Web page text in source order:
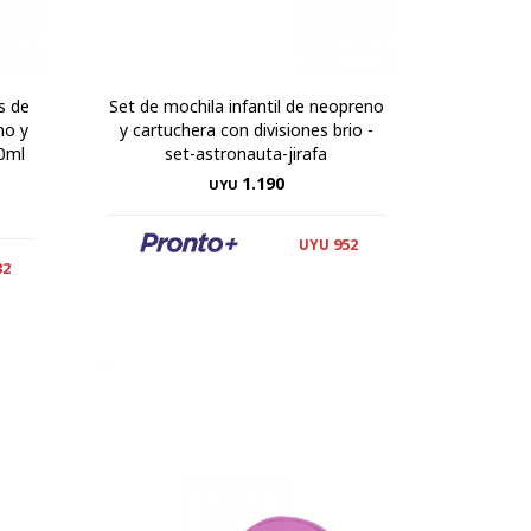
de
y
Set de mochila infantil de neopreno
y cartuchera con divisiones brio -
set-astronauta-jirafa
UYU 1.190
UYU 952